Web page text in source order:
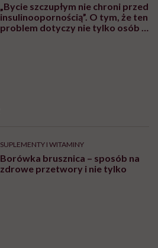
„Bycie szczupłym nie chroni przed
insulinoopornością”. O tym, że ten
problem dotyczy nie tylko osób z
SUPLEMENTY I WITAMINY
Borówka brusznica – sposób na
zdrowe przetwory i nie tylko